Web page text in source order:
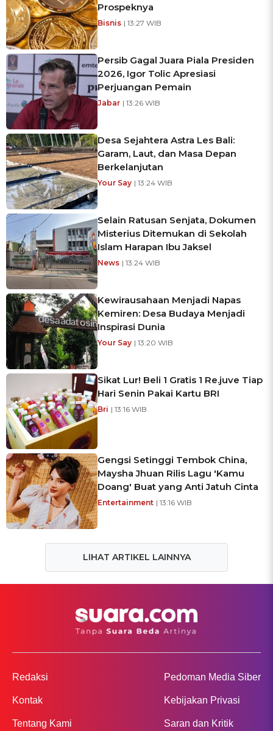
Prospeknya
Bisnis | 13:27 WIB
Persib Gagal Juara Piala Presiden
2026, Igor Tolic Apresiasi
Perjuangan Pemain
Jabar | 13:26 WIB
Desa Sejahtera Astra Les Bali:
Garam, Laut, dan Masa Depan
Berkelanjutan
Your Say | 13:24 WIB
Selain Ratusan Senjata, Dokumen
Misterius Ditemukan di Sekolah
Islam Harapan Ibu Jaksel
News | 13:24 WIB
Kewirausahaan Menjadi Napas
Kemiren: Desa Budaya Menjadi
Inspirasi Dunia
Your Say | 13:20 WIB
Sikat Lur! Beli 1 Gratis 1 Re.juve Tiap
Hari Senin Pakai Kartu BRI
Bri | 13:16 WIB
Gengsi Setinggi Tembok China,
Maysha Jhuan Rilis Lagu 'Kamu
Doang' Buat yang Anti Jatuh Cinta
Entertainment | 13:16 WIB
LIHAT ARTIKEL LAINNYA
Redaksi
Kontak
Tentang Kami
Pedoman Media Siber
Kebijakan Privasi
Saran dan Kritik